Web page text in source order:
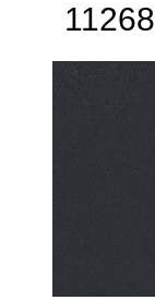
11268